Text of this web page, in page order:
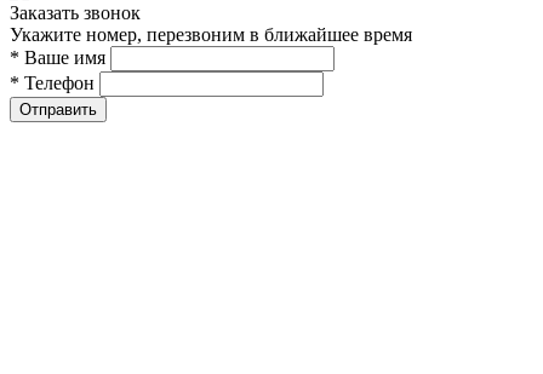
Заказать звонок
Укажите номер, перезвоним в ближайшее время
* Ваше имя
* Телефон
Отправить